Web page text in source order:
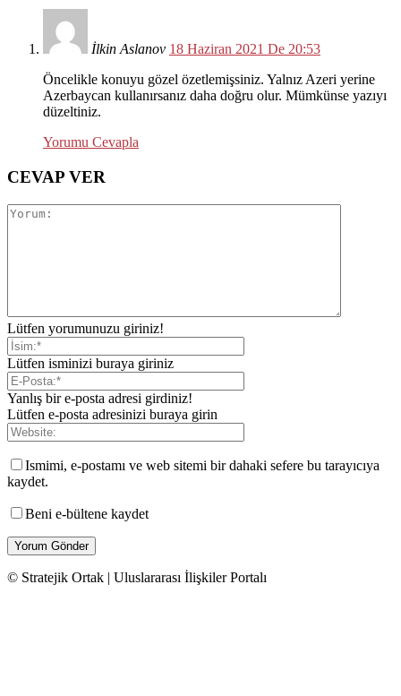
İlkin Aslanov 18 Haziran 2021 De 20:53
Öncelikle konuyu gözel özetlemişsiniz. Yalnız Azeri yerine
Azerbaycan kullanırsanız daha doğru olur. Mümkünse yazıyı
düzeltiniz.
Yorumu Cevapla
CEVAP VER
Lütfen yorumunuzu giriniz!
Lütfen isminizi buraya giriniz
Yanlış bir e-posta adresi girdiniz!
Lütfen e-posta adresinizi buraya girin
Ismimi, e-postamı ve web sitemi bir dahaki sefere bu tarayıcıya
kaydet.
Beni e-bültene kaydet
© Stratejik Ortak | Uluslararası İlişkiler Portalı